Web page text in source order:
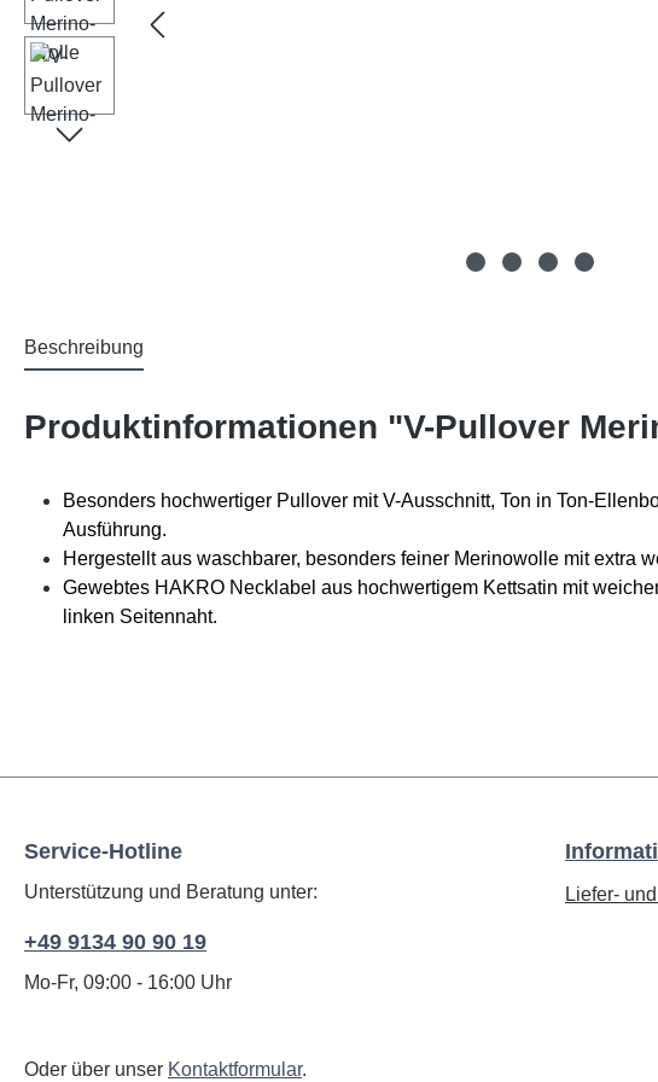
Beschreibung
Produktinformationen "V-Pullover
Besonders hochwertiger Pullover mit V-Ausschnitt, Ton in Ton-
Ausführung.
Hergestellt aus waschbarer, besonders feiner Merinowolle mit extra
Gewebtes HAKRO Necklabel aus hochwertigem Kettsatin mit
linken Seitennaht.
Service-Hotline
Unterstützung und Beratung unter:
+49 9134 90 90 19
Mo-Fr, 09:00 - 16:00 Uhr
Oder über unser Kontaktformular.
Liefer-